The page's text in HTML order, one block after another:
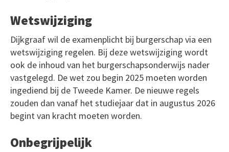
Wetswijziging
Dijkgraaf wil de examenplicht bij burgerschap via een
wetswijziging regelen. Bij deze wetswijziging wordt
ook de inhoud van het burgerschapsonderwijs nader
vastgelegd. De wet zou begin 2025 moeten worden
ingediend bij de Tweede Kamer. De nieuwe regels
zouden dan vanaf het studiejaar dat in augustus 2026
begint van kracht moeten worden.
Onbegrijpelijk